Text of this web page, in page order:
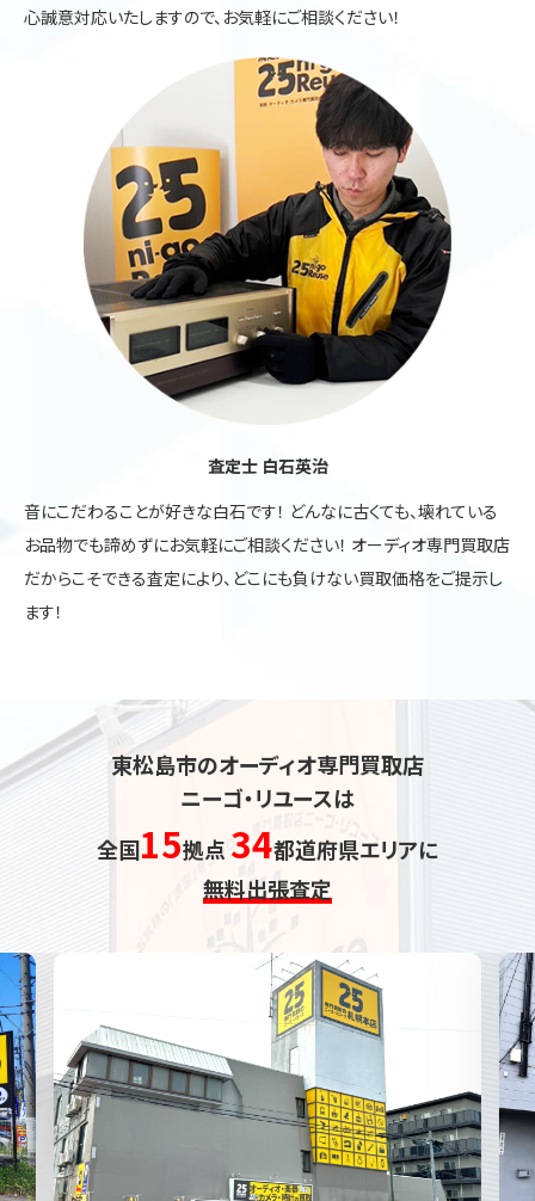
心誠意対応いたしますので、お気軽にご相談ください！
査定士 白石英治
音にこだわることが好きな白石です！ どんなに古くても、壊れている
お品物でも諦めずにお気軽にご相談ください！ オーディオ専門買取店
だからこそできる査定により、どこにも負けない買取価格をご提示し
ます！
東松島市のオーディオ専門買取店
ニーゴ・リユースは
全国15拠点 34都道府県エリアに
無料出張査定